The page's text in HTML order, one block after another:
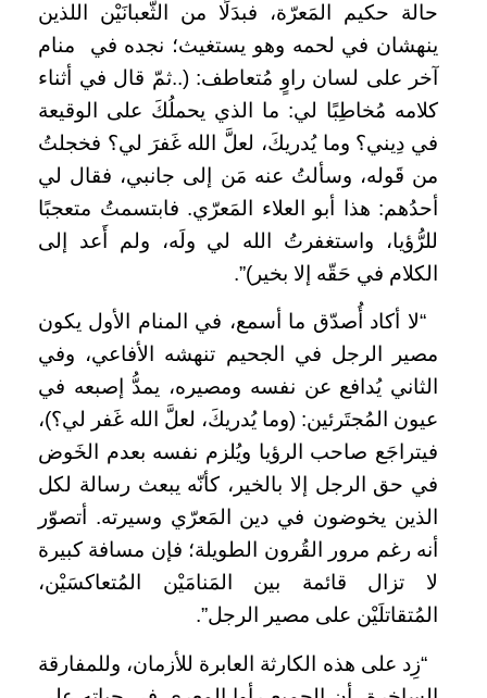
حالة حكيم المَعرّة، فبدَلًا من الثُّعبانَيْن اللذين
ينهشان في لحمه وهو يستغيث؛ نجده في منام
آخر على لسان راوٍ مُتعاطف: (..ثمّ قال في أثناء
كلامه مُخاطِبًا لي: ما الذي يحملُكَ على الوقيعة
في دِيني؟ وما يُدريكَ، لعلَّ الله غَفرَ لي؟ فخجلتُ
من قَوله، وسألتُ عنه مَن إلى جانبي، فقال لي
أحدُهم: هذا أبو العلاء المَعرّي. فابتسمتُ متعجبًا
للرُّؤيا، واستغفرتُ الله لي ولَه، ولم أَعد إلى
الكلام في حَقّه إلا بخير)”.
“لا أكاد أُصدّق ما أسمع، في المنام الأول يكون
مصير الرجل في الجحيم تنهشه الأفاعي، وفي
الثاني يُدافع عن نفسه ومصيره، يمدُّ إصبعه في
عيون المُجتَرئين: (وما يُدريكَ، لعلَّ الله غَفر لي؟)،
فيتراجَع صاحب الرؤيا ويُلزم نفسه بعدم الخَوض
في حق الرجل إلا بالخير، كأنّه يبعث رسالة لكل
الذين يخوضون في دين المَعرّي وسيرته. أتصوّر
أنه رغم مرور القُرون الطويلة؛ فإن مسافة كبيرة
لا تزال قائمة بين المَنامَيْن المُتعاكسَيْن،
المُتقاتلَيْن على مصير الرجل”.
“زِد على هذه الكارثة العابرة للأزمان، وللمفارقة